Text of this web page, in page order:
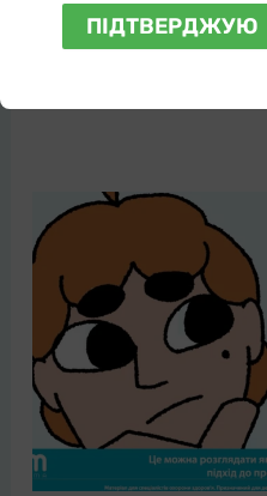
Як ви можете
ПІДТВЕРДЖУЮ